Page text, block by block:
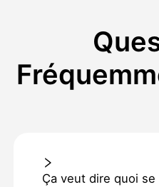
Ça veut dire quoi